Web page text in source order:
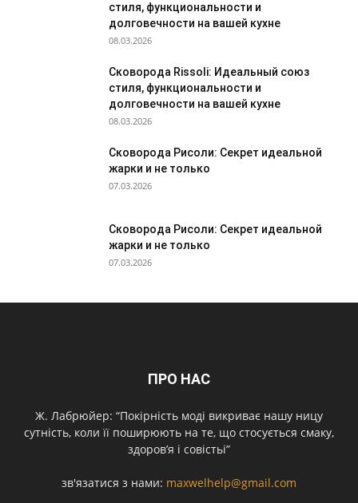
стиля, функциональности и
долговечности на вашей кухне
08.03.2026
Сковорода Rissoli: Идеальный союз
стиля, функциональности и
долговечности на вашей кухне
08.03.2026
Сковорода Рисоли: Секрет идеальной
жарки и не только
07.03.2026
Сковорода Рисоли: Секрет идеальной
жарки и не только
07.03.2026
ПРО НАС
Ж. Лабрюйер: “Покірність моді викриває нашу ницу
сутність, коли її поширюють на те, що стосується смаку,
здоров’я і совістьі”
зв'язатися з нами: maxwelhelp@gmail.com